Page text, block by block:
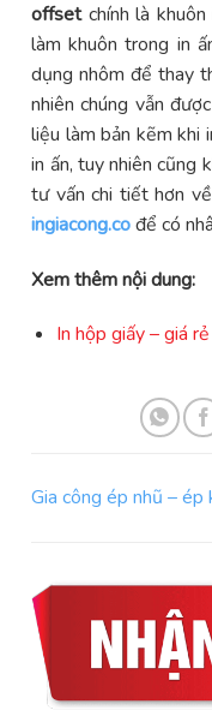
offsetchính là
làm khuôn trong in
dụng nhôm để thay
nhiên chúng vẫn
liệu làm bản kẽm khi
in ấn, tuy nhiên cũng
tư vấn chi tiết hơn
ingiacong.cođể có
Xem thêm nội dung:
In hộp giấy – giá
Gia công ép nhũ – ép